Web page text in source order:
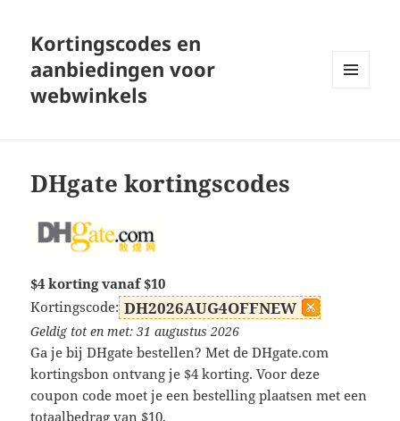
Kortingscodes en
aanbiedingen voor
webwinkels
DHgate kortingscodes
$4 korting vanaf $10
Kortingscode: DH2026AUG4OFFNEW
Geldig tot en met: 31 augustus 2026
Ga je bij DHgate bestellen? Met de DHgate.com
kortingsbon ontvang je $4 korting. Voor deze
coupon code moet je een bestelling plaatsen met een
totaalbedrag van $10.